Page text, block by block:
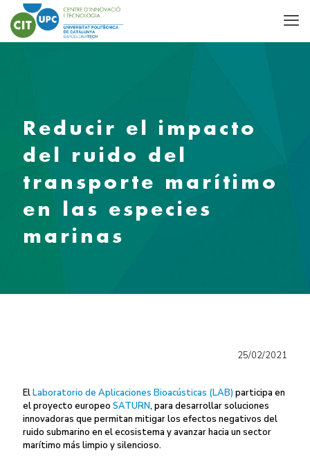
Reducir el impacto
del ruido del
transporte marítimo
en las especies
marinas
25/02/2021
ElLaboratorio de Aplicaciones Bioacústicas (LAB) participa en
el proyecto europeo SATURN, para desarrollar soluciones
innovadoras que permitan mitigar los efectos negativos del
ruido submarino en el ecosistema y avanzar hacia un sector
marítimo más limpio y silencioso.